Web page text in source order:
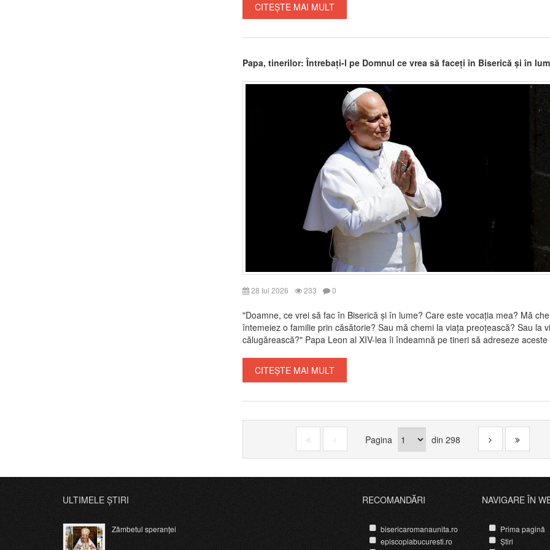
CITEȘTE MAI MULT
Papa, tinerilor: Întrebați-l pe Domnul ce vrea să faceți în Biserică și în
28 Iul 2026 233 0
"Doamne, ce vrei să fac în Biserică și în lume? Care este vocația mea? Mă
întemeiez o familie prin căsătorie? Sau mă chemi la viața preoțească? Sau la
călugărească?" Papa Leon al XIV-lea îi îndeamnă pe tineri să adreseze aceste
CITEȘTE MAI MULT
Pagina din 298
ULTIMELE ȘTIRI
Zâmbetul speranței
RECOMANDĂRI
bisericaromanaunita.ro
episcopiabucuresti.ro
NAVIGARE ÎN
Prima pagină
Știri